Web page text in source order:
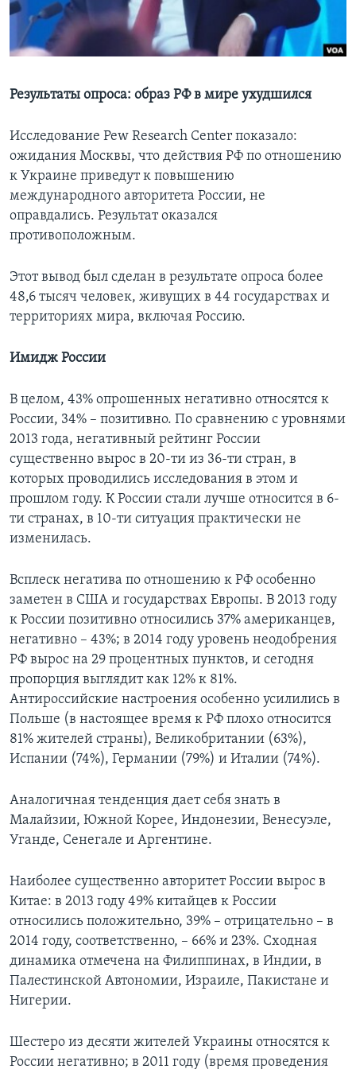
Learning English
Языки
Результаты опроса: образ РФ в мире ухудшился
Исследование Pew Research Center показало:
ожидания Москвы, что действия РФ по отношению
к Украине приведут к повышению
международного авторитета России, не
оправдались. Результат оказался
противоположным.
Этот вывод был сделан в результате опроса более
48,6 тысяч человек, живущих в 44 государствах и
территориях мира, включая Россию.
Имидж России
В целом, 43% опрошенных негативно относятся к
России, 34% – позитивно. По сравнению с уровнями
2013 года, негативный рейтинг России
существенно вырос в 20-ти из 36-ти стран, в
которых проводились исследования в этом и
прошлом году. К России стали лучше относится в 6-
ти странах, в 10-ти ситуация практически не
изменилась.
Всплеск негатива по отношению к РФ особенно
заметен в США и государствах Европы. В 2013 году
к России позитивно относились 37% американцев,
негативно – 43%; в 2014 году уровень неодобрения
РФ вырос на 29 процентных пунктов, и сегодня
пропорция выглядит как 12% к 81%.
Антироссийские настроения особенно усилились в
Польше (в настоящее время к РФ плохо относится
81% жителей страны), Великобритании (63%),
Испании (74%), Германии (79%) и Италии (74%).
Аналогичная тенденция дает себя знать в
Малайзии, Южной Корее, Индонезии, Венесуэле,
Уганде, Сенегале и Аргентине.
Наиболее существенно авторитет России вырос в
Китае: в 2013 году 49% китайцев к России
относились положительно, 39% – отрицательно – в
2014 году, соответственно, – 66% и 23%. Сходная
динамика отмечена на Филиппинах, в Индии, в
Палестинской Автономии, Израиле, Пакистане и
Нигерии.
Шестеро из десяти жителей Украины относятся к
России негативно; в 2011 году (время проведения